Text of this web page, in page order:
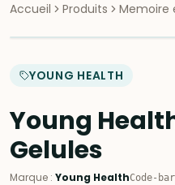
Accueil Produits Memoire
YOUNG HEALTH
Young
Gelules
Marque : Young HealthCode-